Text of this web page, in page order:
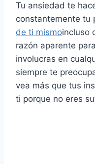
Tu ansiedad te
constantemente tu
de ti mismoincluso
razón aparente
involucras en
siempre te
vea más que tus
ti porque no eres